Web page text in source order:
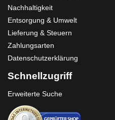
Nachhaltigkeit
Entsorgung & Umwelt
Lieferung & Steuern
Zahlungsarten
Datenschutzerklärung
Schnellzugriff
Erweiterte Suche